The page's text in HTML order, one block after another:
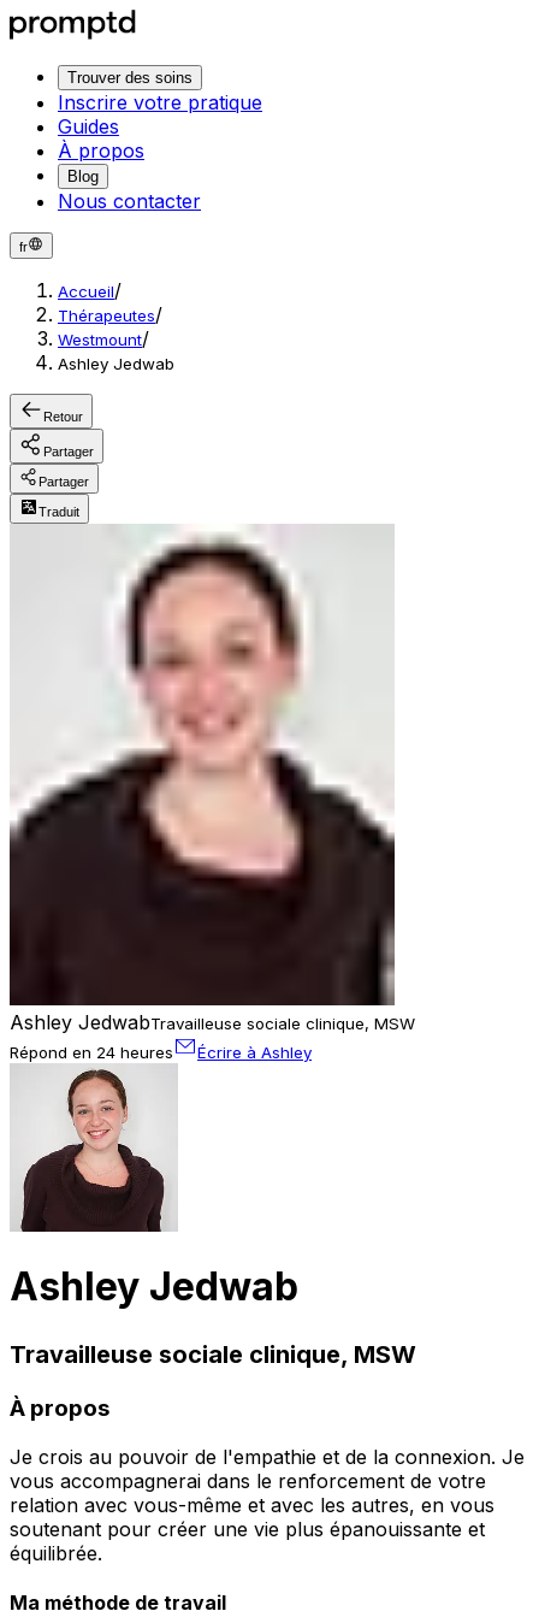
Trouver des soins
Inscrire votre pratique
Guides
À propos
Blog
Nous contacter
fr
Accueil/
Thérapeutes/
Westmount/
Ashley Jedwab
Retour
Partager
Partager
Traduit
Ashley JedwabTravailleuse sociale clinique, MSW
Répond en 24 heures
Écrire à Ashley
Ashley Jedwab
Travailleuse sociale clinique, MSW
À propos
Je crois au pouvoir de l'empathie et de la connexion. Je
vous accompagnerai dans le renforcement de votre
relation avec vous-même et avec les autres, en vous
soutenant pour créer une vie plus épanouissante et
équilibrée.
Ma méthode de travail